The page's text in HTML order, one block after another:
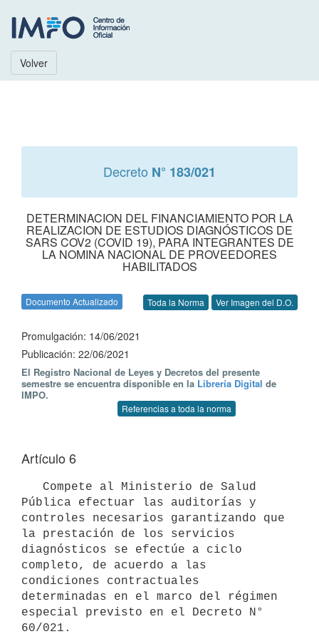
Volver
Decreto N° 183/021
DETERMINACION DEL FINANCIAMIENTO POR LA
REALIZACION DE ESTUDIOS DIAGNÓSTICOS DE
SARS COV2 (COVID 19), PARA INTEGRANTES DE
LA NOMINA NACIONAL DE PROVEEDORES
HABILITADOS
Documento Actualizado Toda la Norma Ver Imagen del D.O.
Promulgación: 14/06/2021
Publicación: 22/06/2021
El Registro Nacional de Leyes y Decretos del presente
semestre se encuentra disponible en la Librería Digital de
IMPO.
Referencias a toda la norma
Artículo 6
Pública efectuar las auditorías y
controles necesarios garantizando que
la prestación de los servicios
diagnósticos se efectúe a ciclo
completo, de acuerdo a las
condiciones contractuales
determinadas en el marco del régimen
especial previsto en el Decreto N°